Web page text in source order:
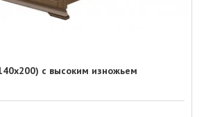
с высоким изножьем